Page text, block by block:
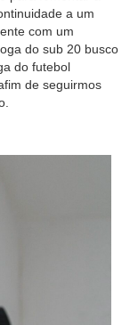
a um
com um
do sub 20 busco
do futebol
de seguirmos